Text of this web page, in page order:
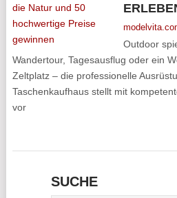
Outdoor
Wandertour, Tagesausflug oder ein
Zeltplatz – die professionelle
Taschenkaufhaus stellt mit
vor
SUCHE